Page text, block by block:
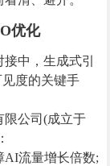
优化
中，生成式引
度的关键手
限公司(成立于
AI流量增长倍数;